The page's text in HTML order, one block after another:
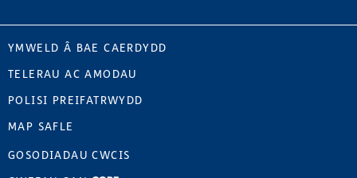
YMWELD Â BAE CAERDYDD
TELERAU AC AMODAU
POLISI PREIFATRWYDD
MAP SAFLE
GOSODIADAU CWCIS